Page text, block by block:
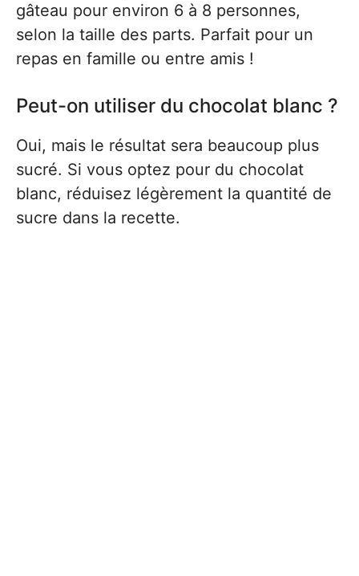
gâteau pour environ 6 à 8 personnes,
selon la taille des parts. Parfait pour un
repas en famille ou entre amis !
Peut-on utiliser du chocolat blanc ?
Oui, mais le résultat sera beaucoup plus
sucré. Si vous optez pour du chocolat
blanc, réduisez légèrement la quantité de
sucre dans la recette.